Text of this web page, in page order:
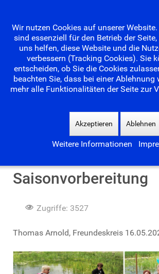
Suchen
Saisonvorbereitung
Zugriffe: 3527
Thomas Arnold, Freundeskreis
Wir nutzen Cookies auf unserer
sind essenziell für den Betrieb der
uns helfen, diese Website und die
verbessern (Tracking Cookies). Sie
entscheiden, ob Sie die Cookies
beachten Sie, dass bei einer
mehr alle Funktionalitäten der Seite zur
Akzeptieren Ablehnen
Weitere Informationen